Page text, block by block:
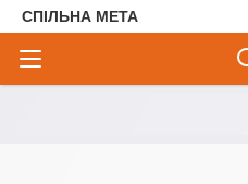
СПІЛЬНА МЕТА